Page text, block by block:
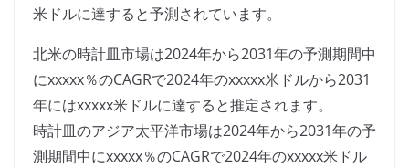
米ドルに達すると予測されています。
北米の時計皿市場は2024年から2031年の予測期間中
にxxxxx％のCAGRで2024年のxxxxx米ドルから2031
年にはxxxxx米ドルに達すると推定されます。
時計皿のアジア太平洋市場は2024年から2031年の予
測期間中にxxxxx％のCAGRで2024年のxxxxx米ドル